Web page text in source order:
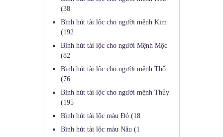
(38
Bình hút tài lộc cho người mệnh Kim
(192
Bình hút tài lộc cho người Mệnh Mộc
(82
Bình hút tài lộc cho người mệnh Thổ
(76
Bình hút tài lộc cho người mệnh Thủy
(195
Bình hút tài lộc màu Đỏ (18
Bình hút tài lộc màu Nâu (1